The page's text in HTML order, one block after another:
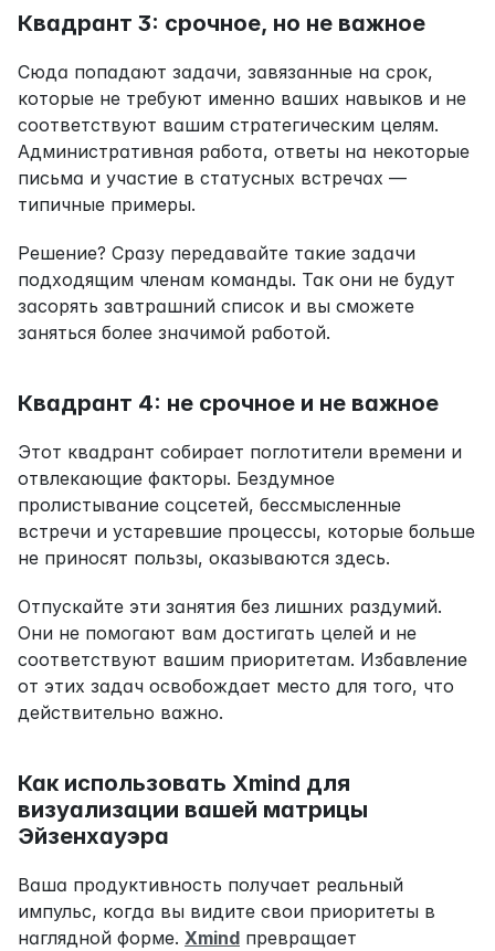
Квадрант 3: срочное, но не важное
Сюда попадают задачи, завязанные на срок,
которые не требуют именно ваших навыков и не
соответствуют вашим стратегическим целям.
Административная работа, ответы на некоторые
письма и участие в статусных встречах —
типичные примеры.
Решение? Сразу передавайте такие задачи
подходящим членам команды. Так они не будут
засорять завтрашний список и вы сможете
заняться более значимой работой.
Квадрант 4: не срочное и не важное
Этот квадрант собирает поглотители времени и
отвлекающие факторы. Бездумное
пролистывание соцсетей, бессмысленные
встречи и устаревшие процессы, которые больше
не приносят пользы, оказываются здесь.
Отпускайте эти занятия без лишних раздумий.
Они не помогают вам достигать целей и не
соответствуют вашим приоритетам. Избавление
от этих задач освобождает место для того, что
действительно важно.
Как использовать Xmind для
визуализации вашей матрицы
Эйзенхауэра
Ваша продуктивность получает реальный
импульс, когда вы видите свои приоритеты в
наглядной форме. Xmind превращает